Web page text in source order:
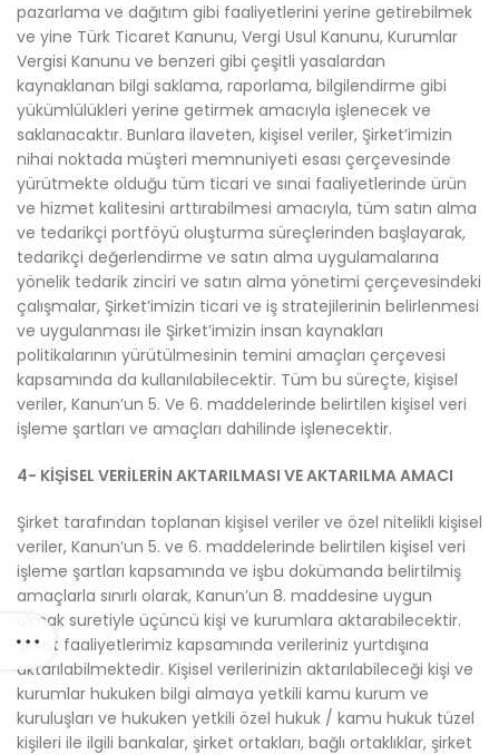
pazarlama ve dağıtım gibi faaliyetlerini yerine getirebilmek
ve yine Türk Ticaret Kanunu, Vergi Usul Kanunu, Kurumlar
Vergisi Kanunu ve benzeri gibi çeşitli yasalardan
kaynaklanan bilgi saklama, raporlama, bilgilendirme gibi
yükümlülükleri yerine getirmek amacıyla işlenecek ve
saklanacaktır. Bunlara ilaveten, kişisel veriler, Şirket’imizin
nihai noktada müşteri memnuniyeti esası çerçevesinde
yürütmekte olduğu tüm ticari ve sınai faaliyetlerinde ürün
ve hizmet kalitesini arttırabilmesi amacıyla, tüm satın alma
ve tedarikçi portföyü oluşturma süreçlerinden başlayarak,
tedarikçi değerlendirme ve satın alma uygulamalarına
yönelik tedarik zinciri ve satın alma yönetimi çerçevesindeki
çalışmalar, Şirket’imizin ticari ve iş stratejilerinin belirlenmesi
ve uygulanması ile Şirket’imizin insan kaynakları
politikalarının yürütülmesinin temini amaçları çerçevesi
kapsamında da kullanılabilecektir. Tüm bu süreçte, kişisel
veriler, Kanun’un 5. Ve 6. maddelerinde belirtilen kişisel veri
işleme şartları ve amaçları dahilinde işlenecektir.
4- KİŞİSEL VERİLERİN AKTARILMASI VE AKTARILMA AMACI
Şirket tarafından toplanan kişisel veriler ve özel nitelikli kişisel
veriler, Kanun’un 5. ve 6. maddelerinde belirtilen kişisel veri
işleme şartları kapsamında ve işbu dokümanda belirtilmiş
amaçlarla sınırlı olarak, Kanun’un 8. maddesine uygun
olmak suretiyle üçüncü kişi ve kurumlara aktarabilecektir.
Şirket faaliyetlerimiz kapsamında verileriniz yurtdışına
aktarılabilmektedir. Kişisel verilerinizin aktarılabileceği kişi ve
kurumlar hukuken bilgi almaya yetkili kamu kurum ve
kuruluşları ve hukuken yetkili özel hukuk / kamu hukuk tüzel
kişileri ile ilgili bankalar, şirket ortakları, bağlı ortaklıklar, şirket